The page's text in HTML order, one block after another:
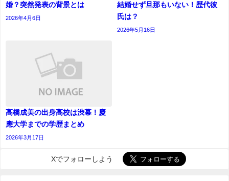
婚？突然発表の背景とは
2026年4月6日
結婚せず旦那もいない！歴代彼
氏は？
2026年5月16日
高橋成美の出身高校は渋幕！慶
應大学までの学歴まとめ
2026年3月17日
Xでフォローしよう